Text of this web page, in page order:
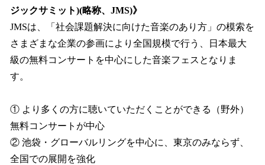
ジックサミット)(略称、JMS)》
JMSは、「社会課題解決に向けた音楽のあり方」の模索を
さまざまな企業の参画により全国規模で行う、日本最大
級の無料コンサートを中心にした音楽フェスとなりま
す。
① より多くの方に聴いていただくことができる（野外）
無料コンサートが中心
② 池袋・グローバルリングを中心に、東京のみならず、
全国での展開を強化